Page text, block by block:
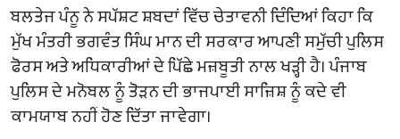
ਬਲਤੇਜ ਪੰਨੂ ਨੇ ਸਪੱਸ਼ਟ ਸ਼ਬਦਾਂ ਵਿੱਚ ਚੇਤਾਵਨੀ ਦਿੰਦਿਆਂ ਕਿਹਾ ਕਿ
ਮੁੱਖ ਮੰਤਰੀ ਭਗਵੰਤ ਸਿੰਘ ਮਾਨ ਦੀ ਸਰਕਾਰ ਆਪਣੀ ਸਮੁੱਚੀ ਪੁਲਿਸ
ਫੋਰਸ ਅਤੇ ਅਧਿਕਾਰੀਆਂ ਦੇ ਪਿੱਛੇ ਮਜ਼ਬੂਤੀ ਨਾਲ ਖੜ੍ਹੀ ਹੈ। ਪੰਜਾਬ
ਪੁਲਿਸ ਦੇ ਮਨੋਬਲ ਨੂੰ ਤੋੜਨ ਦੀ ਭਾਜਪਾਈ ਸਾਜ਼ਿਸ਼ ਨੂੰ ਕਦੇ ਵੀ
ਕਾਮਯਾਬ ਨਹੀਂ ਹੋਣ ਦਿੱਤਾ ਜਾਵੇਗਾ।